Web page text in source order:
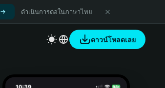
ดำเนินการต่อในภาษาไทย
ดาวน์โหลดเลย